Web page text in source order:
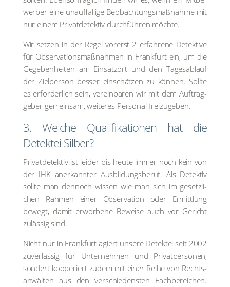
wer­ber eine unauf­fäl­li­ge Beob­ach­tungs­maß­nah­me mit
nur einem Pri­vat­de­tek­tiv durch­füh­ren möch­te.
Wir set­zen in der Regel vor­erst 2 erfah­re­ne Detek­ti­ve
für Obser­va­ti­ons­maß­nah­men in Frank­furt ein, um die
Gege­ben­hei­ten am Ein­satz­ort und den Tages­ab­lauf
der Ziel­per­son bes­ser ein­schät­zen zu kön­nen. Soll­te
es erfor­der­lich sein, ver­ein­ba­ren wir mit dem Auf­trag­
ge­ber gemein­sam, wei­te­res Per­so­nal frei­zu­ge­ben.
3. Wel­che Qua­li­fi­ka­tio­nen hat die
Detek­tei Sil­ber?
Pri­vat­de­tek­tiv ist lei­der bis heu­te immer noch kein von
der IHK aner­kann­ter Aus­bil­dungs­be­ruf. Als Detek­tiv
soll­te man den­noch wis­sen wie man sich im gesetz­li­
chen Rah­men einer Obser­va­ti­on oder Ermitt­lung
bewegt, damit erwor­be­ne Bewei­se auch vor Gericht
zuläs­sig sind.
Nicht nur in Frank­furt agiert unse­re Detek­tei seit 2002
zuver­läs­sig für Unter­neh­men und Pri­vat­per­so­nen,
son­dert koope­riert zudem mit einer Rei­he von Rechts­
an­wäl­ten aus den ver­schie­dens­ten Fach­be­rei­chen.